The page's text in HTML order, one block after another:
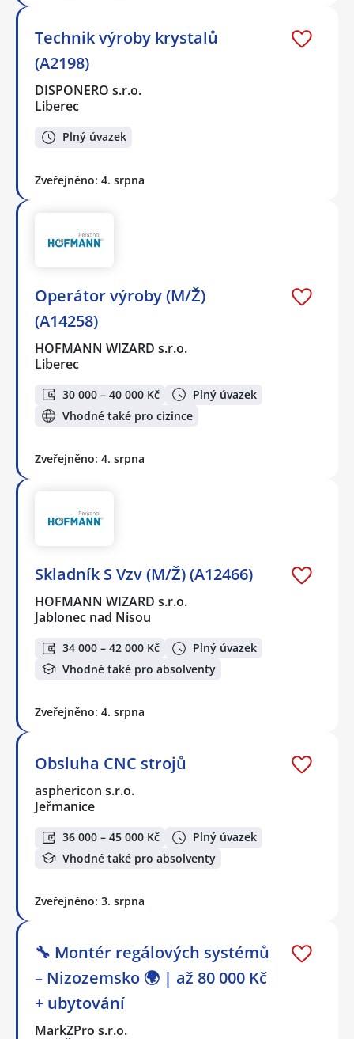
Technik výroby krystalů
(A2198)
DISPONERO s.r.o.
Liberec
Plný úvazek
Zveřejněno: 4. srpna
Operátor výroby (M/Ž)
(A14258)
HOFMANN WIZARD s.r.o.
Liberec
30 000 – 40 000 Kč
Plný úvazek
Vhodné také pro cizince
Zveřejněno: 4. srpna
Skladník S Vzv (M/Ž) (A12466)
HOFMANN WIZARD s.r.o.
Jablonec nad Nisou
34 000 – 42 000 Kč
Plný úvazek
Vhodné také pro absolventy
Zveřejněno: 4. srpna
Obsluha CNC strojů
asphericon s.r.o.
Jeřmanice
36 000 – 45 000 Kč
Plný úvazek
Vhodné také pro absolventy
Zveřejněno: 3. srpna
🔧 Montér regálových systémů
– Nizozemsko 🌍 | až 80 000 Kč
+ ubytování
MarkZPro s.r.o.